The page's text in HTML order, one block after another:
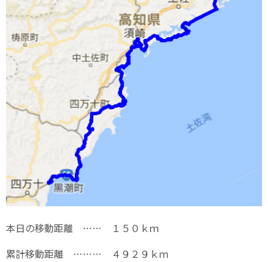
本日の移動距離 …… １５０ｋｍ
累計移動距離 ……… ４９２９ｋｍ